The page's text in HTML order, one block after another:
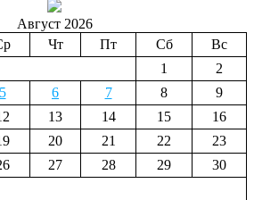
Август 2026
Чт Пт Сб
Вс
1
2
5 6 7 8
9
13 14 15
16
20 21 22
23
27 28 29
30